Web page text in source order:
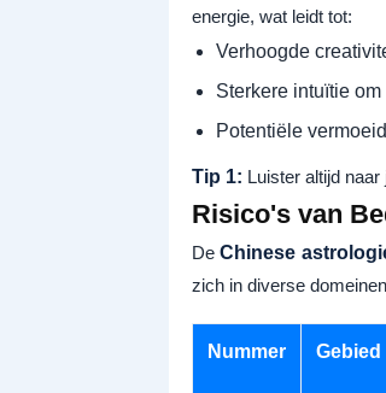
energie, wat leidt tot:
Verhoogde
Sterkere intuïtie
Potentiële
Tip 1: Luister altijd
Risico's van
DeChinese
zich in diverse
Nummer Gebied